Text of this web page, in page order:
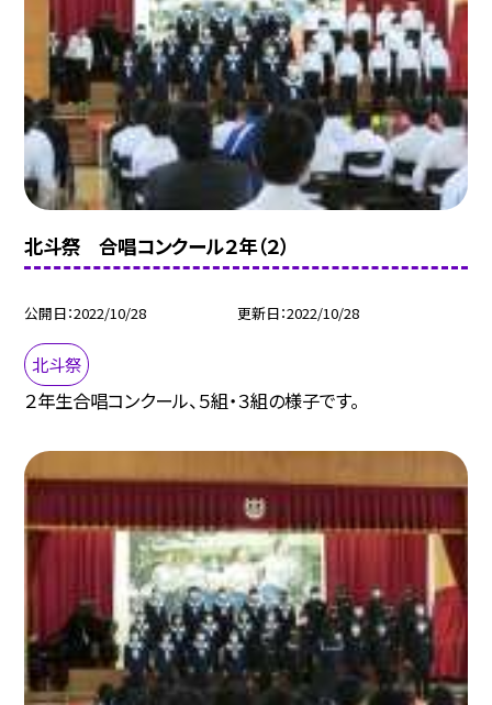
北斗祭 合唱コンクール２年（２）
公開日 2022/10/28 更新日 2022/10/28
北斗祭
２年生合唱コンクール、５組・３組の様子です。